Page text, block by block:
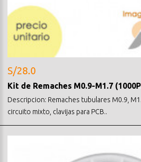
S/28.0
Kit de Remaches M0.9-M1.7
Descripcion: Remaches tubulares M0.9,
circuito mixto, clavijas para PCB..